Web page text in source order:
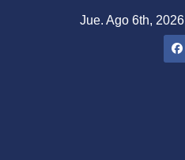
Jue. Ago 6th, 2026